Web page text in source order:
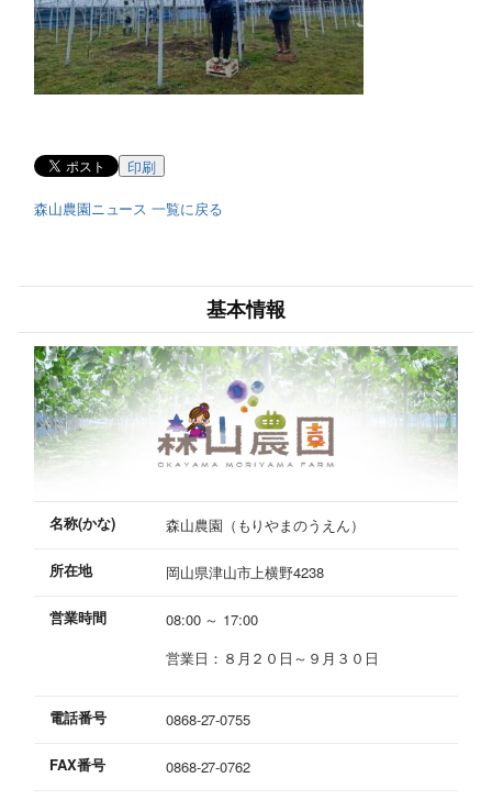
印刷
森山農園ニュース 一覧に戻る
基本情報
名称(かな) 森山農園（もりやまのうえん）
所在地 岡山県津山市上横野4238
営業時間
08:00 ～ 17:00
営業日：８月２０日～９月３０日
電話番号 0868-27-0755
FAX番号 0868-27-0762